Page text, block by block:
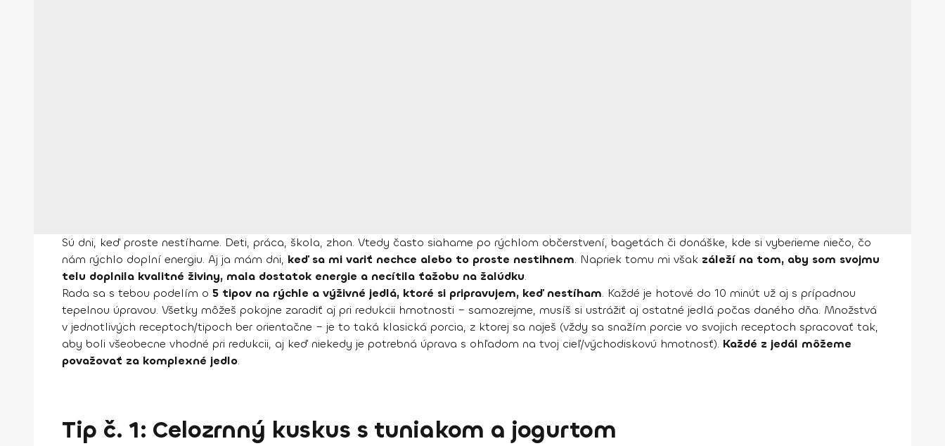
Sú dni, keď proste nestíhame. Deti, práca, škola, zhon. Vtedy často siahame po rýchlom občerstvení, bagetách či donáške, kde si vyberieme niečo, čo
nám rýchlo doplní energiu. Aj ja mám dni, keď sa mi variť nechce alebo to proste nestihnem. Napriek tomu mi však záleží na tom, aby som svojmu
telu doplnila kvalitné živiny, mala dostatok energie a necítila ťažobu na žalúdku.
Rada sa s tebou podelím o 5 tipov na rýchle a výživné jedlá, ktoré si pripravujem, keď nestíham. Každé je hotové do 10 minút už aj s prípadnou
tepelnou úpravou. Všetky môžeš pokojne zaradiť aj pri redukcii hmotnosti – samozrejme, musíš si ustrážiť aj ostatné jedlá počas daného dňa. Množstvá
v jednotlivých receptoch/tipoch ber orientačne – je to taká klasická porcia, z ktorej sa naješ (vždy sa snažím porcie vo svojich receptoch spracovať tak,
aby boli všeobecne vhodné pri redukcii, aj keď niekedy je potrebná úprava s ohľadom na tvoj cieľ/východiskovú hmotnosť). Každé z jedál môžeme
považovať za komplexné jedlo.
Tip č. 1: Celozrnný kuskus s tuniakom a jogurtom